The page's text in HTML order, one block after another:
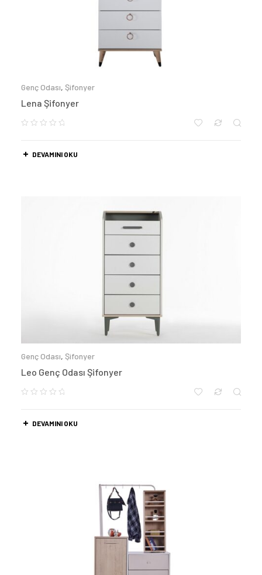
Genç Odası, Şifonyer
Lena Şifonyer
DEVAMINI OKU
Genç Odası, Şifonyer
Leo Genç Odası Şifonyer
DEVAMINI OKU